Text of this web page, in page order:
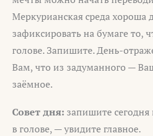
Меркурианская среда хороша
зафиксировать на бумаге то,
голове. Запишите. День-
Вам, что из задуманного —
заёмное.
Совет дня: запишите сегодня
в голове, — увидите главное.